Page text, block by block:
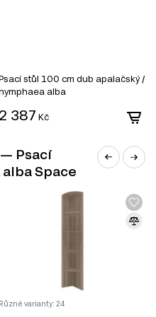
Z této série si můžete
a to:
stůl 100 cm dub apalačský /
alba
387 Kč
Psací
Space
Různé varianty: 24